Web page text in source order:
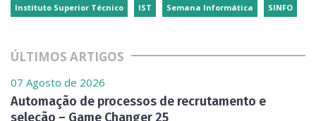
Instituto Superior Técnico IST Semana Informática SINFO
ÚLTIMOS ARTIGOS
07 Agosto de 2026
Automação de processos de recrutamento e
seleção – Game Changer 25